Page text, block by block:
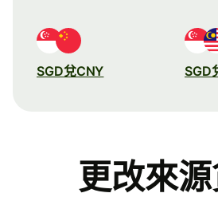
SGD兌CNY SGD
更改來